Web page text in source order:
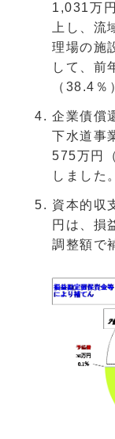
1,031万
上し、
理場の施
して、前
（38.4
企業債償
下水道事
575万円
しました。
資本的収
円は、損
調整額で